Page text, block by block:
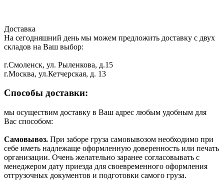
Доставка
На сегодняшний день мы можем предложить доставку с двух
складов на Ваш выбор:
г.Смоленск, ул. Рыленкова, д.15
г.Москва, ул.Кетчерская, д. 13
Способы доставки:
мы осуществим доставку в Ваш адрес любым удобным для
Вас способом:
Самовывоз. При заборе груза самовывозом необходимо при
себе иметь надлежаще оформленную доверенность или печать
организации. Очень желательно заранее согласовывать с
менеджером дату приезда для своевременного оформления
отгрузочных документов и подготовки самого груза.